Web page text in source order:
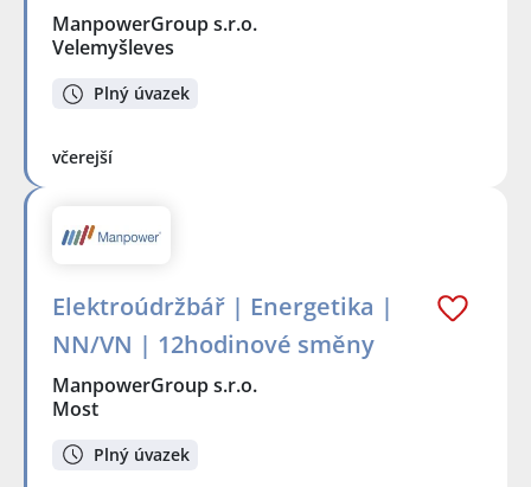
ManpowerGroup s.r.o.
Velemyšleves
Plný úvazek
včerejší
Elektroúdržbář | Energetika |
NN/VN | 12hodinové směny
ManpowerGroup s.r.o.
Most
Plný úvazek